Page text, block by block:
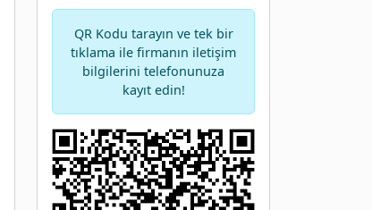
QR Kodu tarayın ve tek bir
tıklama ile firmanın iletişim
bilgilerini telefonunuza
kayıt edin!